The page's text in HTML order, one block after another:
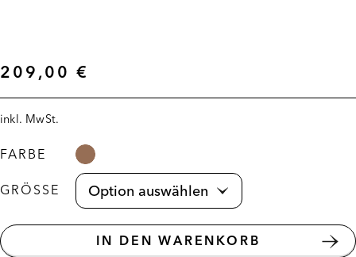
209,00 €
inkl. MwSt.
FARBE
GRÖSSE
IN DEN WARENKORB